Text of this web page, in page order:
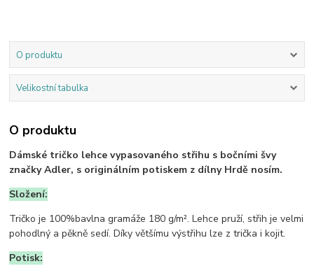
O produktu
Velikostní tabulka
O produktu
Dámské tričko lehce vypasovaného střihu s bočními švy
značky Adler, s originálním potiskem z dílny Hrdě nosím.
Složení:
Tričko je 100%bavlna gramáže 180 g/m². Lehce pruží, střih je velmi
pohodlný a pěkně sedí. Díky většímu výstřihu lze z trička i kojit.
Potisk: